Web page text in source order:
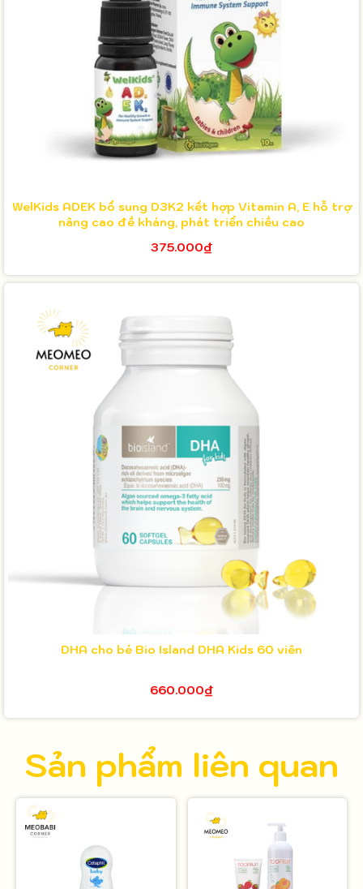
WelKids ADEK bổ sung D3K2 kết hợp Vitamin A, E hỗ trợ
nâng cao đề kháng, phát triển chiều cao
375.000₫
DHA cho bé Bio Island DHA Kids 60 viên
660.000₫
Sản phẩm liên quan